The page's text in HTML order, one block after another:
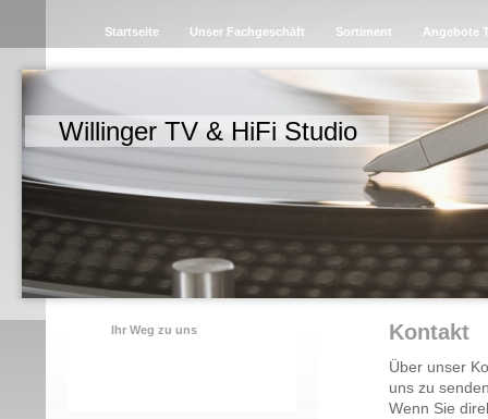
Startseite Unser Fachgeschäft Sortiment Angebote
Willinger TV & HiFi Studio
Ihr Weg zu uns Kontakt
Über unser
uns zu
Wenn Sie